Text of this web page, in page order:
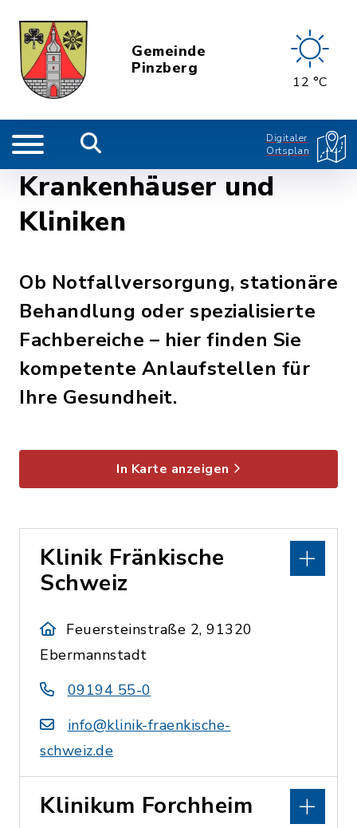
Gemeinde
Pinzberg
12 °C
Digitaler
Ortsplan
Krankenhäuser und
Kliniken
Ob Notfallversorgung, stationäre
Behandlung oder spezialisierte
Fachbereiche – hier finden Sie
kompetente Anlaufstellen für
Ihre Gesundheit.
In Karte anzeigen
Klinik Fränkische
Schweiz
Feuersteinstraße 2, 91320
Ebermannstadt
09194 55-0
info@klinik-fraenkische-
schweiz.de
Klinikum Forchheim